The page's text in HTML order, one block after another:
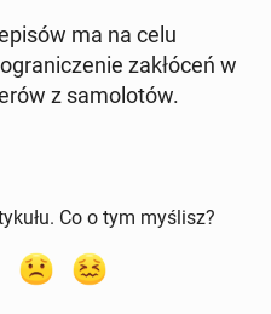
ma na celu
za­kłó­ceń w
z sa­mo­lo­tów.
Co o tym myślisz?